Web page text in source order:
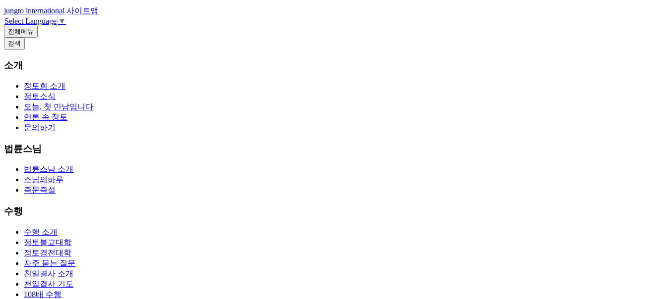
jungto international 사이트맵
Select Language ▼
전체메뉴
검색
소개
정토회 소개
정토소식
오늘, 첫 만남입니다
언론 속 정토
문의하기
법륜스님
법륜스님 소개
스님의하루
즉문즉설
수행
수행 소개
정토불교대학
정토경전대학
자주 묻는 질문
천일결사 소개
천일결사 기도
108배 수행